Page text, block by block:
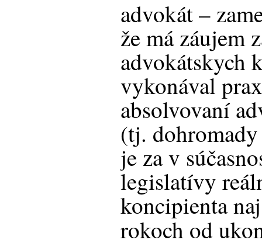
advokát –
že má záujem
advokátskych
vykonával
absolvovaní
(tj.
je za v
legislatívy
koncipienta
rokoch od